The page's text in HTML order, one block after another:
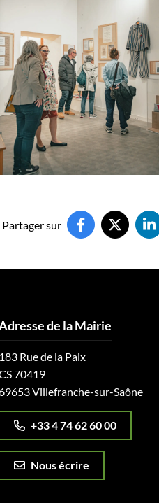
Partager sur
Instagram
de la Mairie
183 Rue de la Paix
70419
Villefranche-sur-Saône
+33 4 74 62 60 00
Nous écrire